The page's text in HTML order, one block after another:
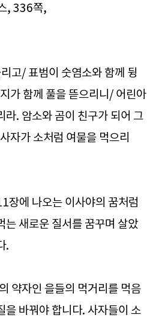
, 336쪽,
고/ 표범이 숫염소와 함께 뒹
가 함께 풀을 뜯으리니/ 어린아
라. 암소와 곰이 친구가 되어 그
자가 소처럼 여물을 먹으리
장에 나오는 이사야의 꿈처럼
는 새로운 질서를 꿈꾸며 살았
.
약자인 을들의 먹거리를 먹음
을 바꿔야 합니다. 사자들이 소